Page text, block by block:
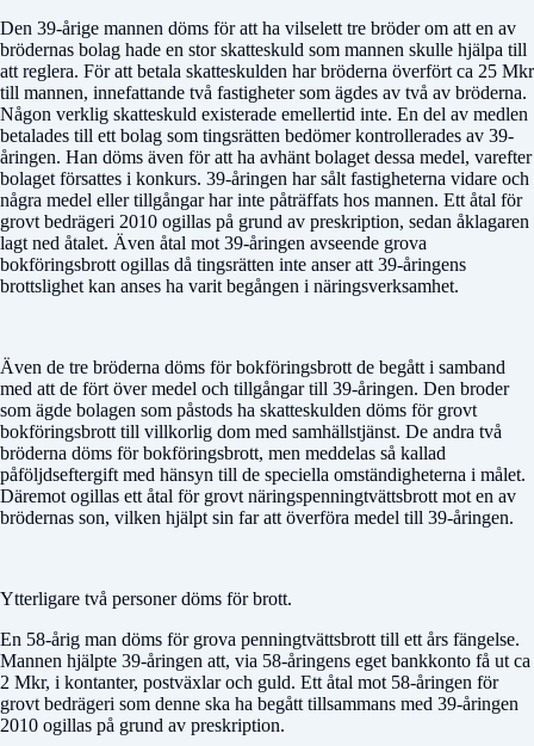
Den 39-årige mannen döms för att ha vilselett tre bröder om att en av
brödernas bolag hade en stor skatteskuld som mannen skulle hjälpa till
att reglera. För att betala skatteskulden har bröderna överfört ca 25 Mkr
till mannen, innefattande två fastigheter som ägdes av två av bröderna.
Någon verklig skatteskuld existerade emellertid inte. En del av medlen
betalades till ett bolag som tingsrätten bedömer kontrollerades av 39-
åringen. Han döms även för att ha avhänt bolaget dessa medel, varefter
bolaget försattes i konkurs. 39-åringen har sålt fastigheterna vidare och
några medel eller tillgångar har inte påträffats hos mannen. Ett åtal för
grovt bedrägeri 2010 ogillas på grund av preskription, sedan åklagaren
lagt ned åtalet. Även åtal mot 39-åringen avseende grova
bokföringsbrott ogillas då tingsrätten inte anser att 39-åringens
brottslighet kan anses ha varit begången i näringsverksamhet.
Även de tre bröderna döms för bokföringsbrott de begått i samband
med att de fört över medel och tillgångar till 39-åringen. Den broder
som ägde bolagen som påstods ha skatteskulden döms för grovt
bokföringsbrott till villkorlig dom med samhällstjänst. De andra två
bröderna döms för bokföringsbrott, men meddelas så kallad
påföljdseftergift med hänsyn till de speciella omständigheterna i målet.
Däremot ogillas ett åtal för grovt näringspenningtvättsbrott mot en av
brödernas son, vilken hjälpt sin far att överföra medel till 39-åringen.
Ytterligare två personer döms för brott.
En 58-årig man döms för grova penningtvättsbrott till ett års fängelse.
Mannen hjälpte 39-åringen att, via 58-åringens eget bankkonto få ut ca
2 Mkr, i kontanter, postväxlar och guld. Ett åtal mot 58-åringen för
grovt bedrägeri som denne ska ha begått tillsammans med 39-åringen
2010 ogillas på grund av preskription.